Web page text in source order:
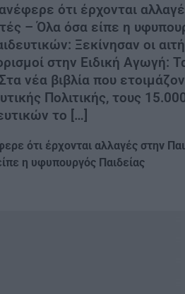
ότι έρχονται
– Όλα όσα είπε η
Ξεκίνησαν οι
στην Ειδική Αγωγή:
νέα βιβλία που
Πολιτικής, τους
το […]
ότι έρχονται αλλαγές στην
η υφυπουργός Παιδείας